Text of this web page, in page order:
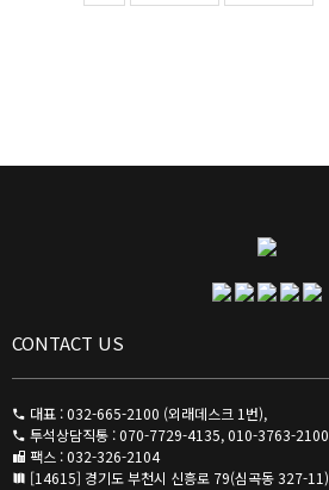
CONTACT US
대표 : 032-665-2100 (외래데스크 1번),
투석상담직통 : 070-7729-4135, 010-3763-2100
팩스 : 032-326-2104
[14615] 경기도 부천시 신흥로 79(심곡동 327-11)